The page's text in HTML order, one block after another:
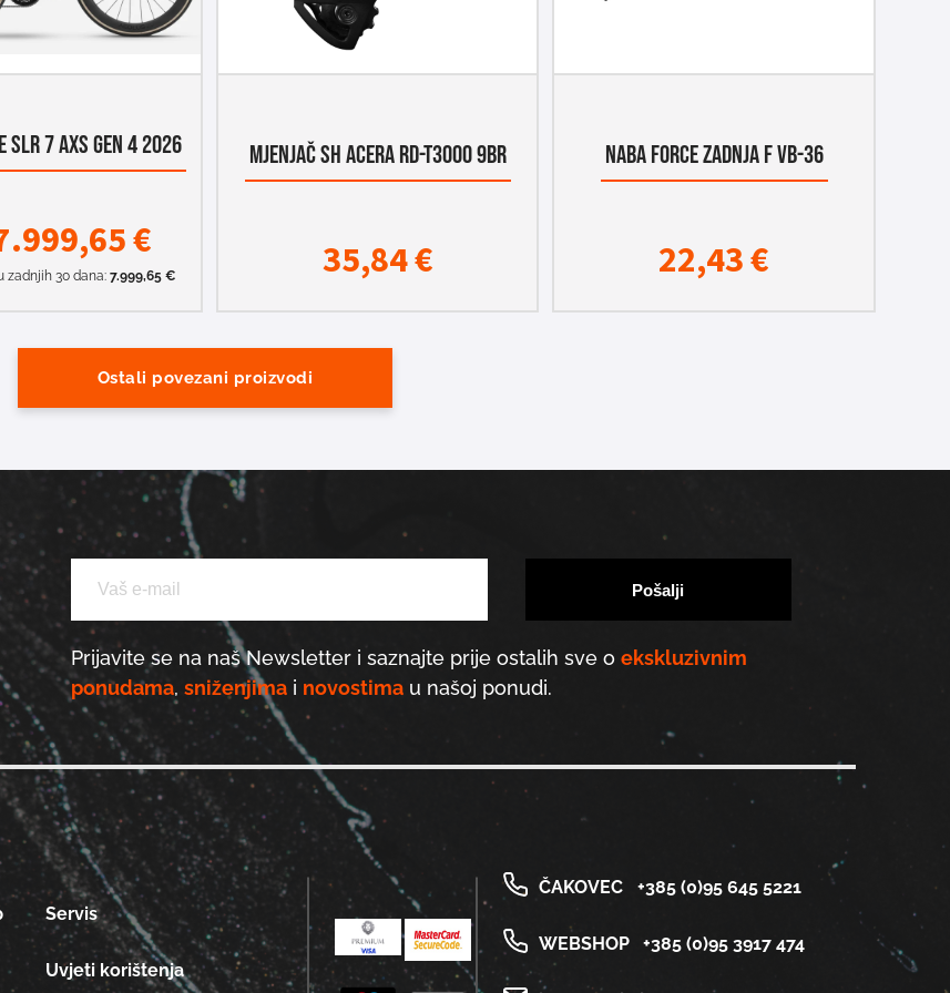
SLR 7 AXS GEN 4 2026
€
zadnjih 30 dana:7.999,65€
MJENJAČ SH ACERA RD-T3000 9BR
35,84€
NABA FORCE ZADNJA F VB-36
22,43€
Ostali povezani proizvodi
Prijavite se na naš Newsletter i saznajte prije ostalih sve o ekskluzivnim
ponudama, sniženjimai novostimau našoj ponudi.
Servis
Uvjeti korištenja
ČAKOVEC +385 (0)95 645 5221
WEBSHOP +385 (0)95 3917 474